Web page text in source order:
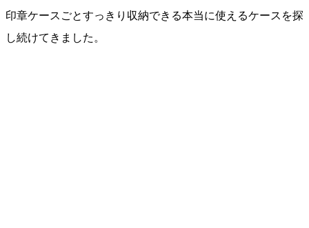
印章ケースごとすっきり収納できる本当に使えるケースを探
し続けてきました。